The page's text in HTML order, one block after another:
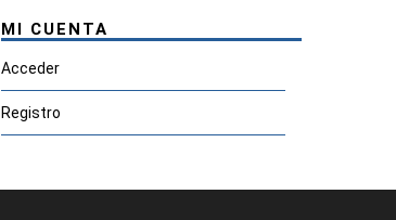
MI CUENTA
Acceder
Registro